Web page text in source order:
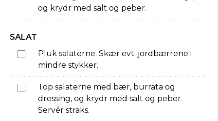
og krydr med salt og peber.
SALAT
Pluk salaterne. Skær evt. jordbærrene i
mindre stykker.
Top salaterne med bær, burrata og
dressing, og krydr med salt og peber.
Servér straks.